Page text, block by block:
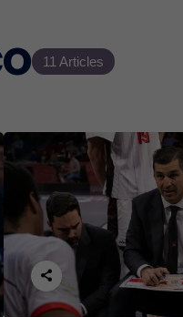
11 Articles